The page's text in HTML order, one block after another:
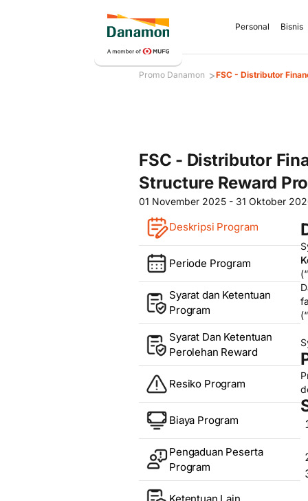
Personal Bisnis
Promo Danamon >FSC - Distributor
FSC - Distributor
Structure Reward
01 November 2025 - 31 Oktober
Deskripsi Program
Periode Program
Syarat dan Ketentuan
Program
Syarat Dan Ketentuan
Perolehan Reward
Resiko Program
Biaya Program
Pengaduan Peserta
Program
(“
(“